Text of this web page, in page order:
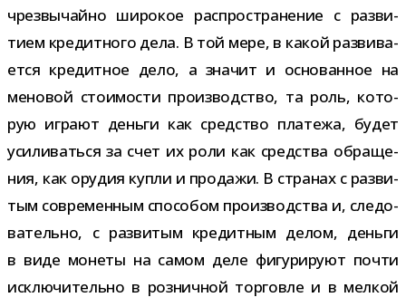
чрез­вы­чайно широ­кое рас­про­стра­не­ние с раз­ви­
тием кре­дит­ного дела. В той мере, в какой раз­ви­ва­
ется кре­дит­ное дело, а зна­чит и осно­ван­ное на
мено­вой сто­и­мо­сти про­из­вод­ство, та роль, кото­
рую играют деньги как сред­ство пла­тежа, будет
уси­ли­ваться за счет их роли как сред­ства обра­ще­
ния, как ору­дия купли и про­дажи. В стра­нах с раз­ви­
тым совре­мен­ным спо­со­бом про­из­вод­ства и, сле­до­
ва­тельно, с раз­ви­тым кре­дит­ным делом, деньги
в виде монеты на самом деле фигу­ри­руют почти
исклю­чи­тельно в роз­нич­ной тор­говле и в мел­кой